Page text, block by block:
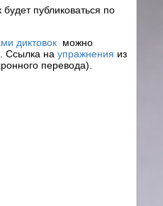
публиковаться по
диктовок можно
Ссылка наупражнения из
перевода).